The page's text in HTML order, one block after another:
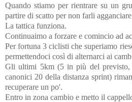
Quando stiamo per rientrare su un
partire di scatto per non farli
La tattica funziona.
Continuaimo a forzare e comincio ad
Per fortuna 3 ciclisti che superiamo
permettendoci così di alternarci ai
Gli ultimi 5km (5 in più del
canonici 20 della distanza sprint)
recuperare un po'.
Entro in zona cambio e metto il